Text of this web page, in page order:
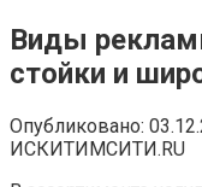
Виды
стойки и
Опубликовано:
ИСКИТИМСИТИ.RU